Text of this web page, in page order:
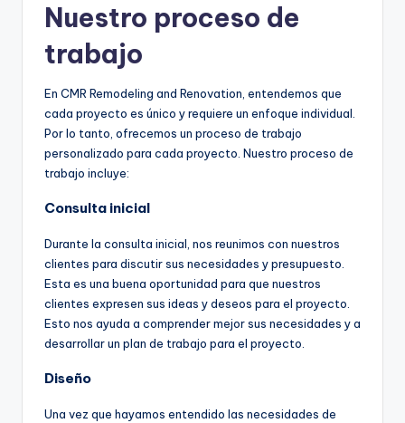
Nuestro proceso de
trabajo
En CMR Remodeling and Renovation, entendemos que
cada proyecto es único y requiere un enfoque individual.
Por lo tanto, ofrecemos un proceso de trabajo
personalizado para cada proyecto. Nuestro proceso de
trabajo incluye:
Consulta inicial
Durante la consulta inicial, nos reunimos con nuestros
clientes para discutir sus necesidades y presupuesto.
Esta es una buena oportunidad para que nuestros
clientes expresen sus ideas y deseos para el proyecto.
Esto nos ayuda a comprender mejor sus necesidades y a
desarrollar un plan de trabajo para el proyecto.
Diseño
Una vez que hayamos entendido las necesidades de